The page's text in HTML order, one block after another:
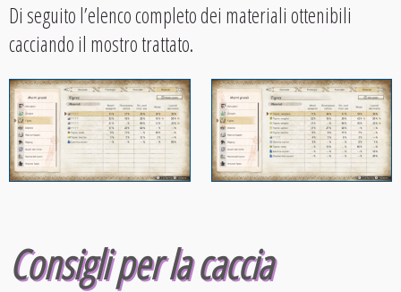
Di seguito l’elenco completo dei materiali ottenibili
cacciando il mostro trattato.
Consigli per la caccia